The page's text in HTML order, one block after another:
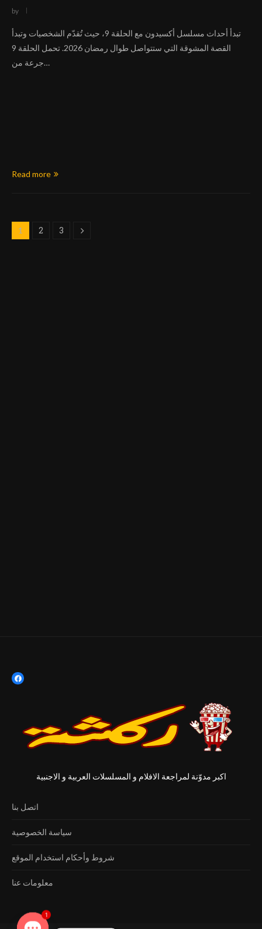
by
تبدأ أحداث مسلسل أكسيدون مع الحلقة 9، حيث تُقدّم الشخصيات وتبدأ
القصة المشوقة التي ستتواصل طوال رمضان 2026. تحمل الحلقة 9
جرعة من…
Read more
1 2 3
اكبر مدوّنة لمراجعة الافلام و المسلسلات العربية و الاجنبية
اتصل بنا
سياسة الخصوصية
شروط وأحكام استخدام الموقع
معلومات عنا
1